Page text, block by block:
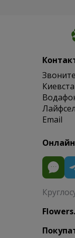
Лайфсел
Email